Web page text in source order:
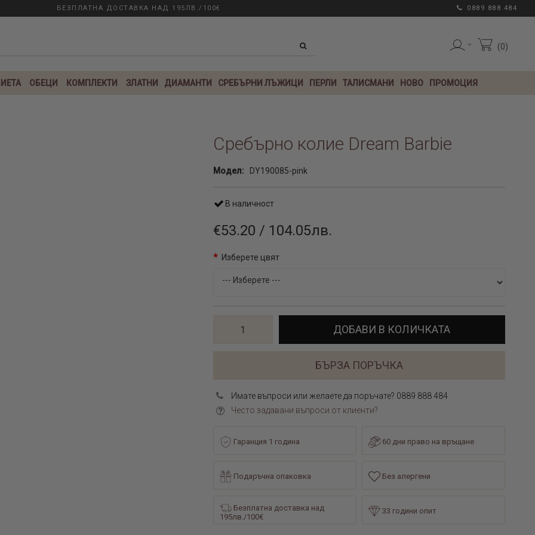
БЕЗПЛАТНА ДОСТАВКА НАД 195ЛВ./100€ 0889 888 484
0
ОБЕЦИ КОМПЛЕКТИ ЗЛАТНИ ДИАМАНТИ СРЕБЪРНИ ЛЪЖИЦИ ПЕРЛИ ТАЛИСМАНИ НОВО ПРОМОЦИЯ
Сребърно колие Dream Barbie
Модел: DY190085-pink
В наличност
€53.20 / 104.05лв.
Изберете цвят
ДОБАВИ В КОЛИЧКАТА
БЪРЗА ПОРЪЧКА
Имате въпроси или желаете да поръчате? 0889 888 484
Често задавани въпроси от клиенти?
Гаранция 1 година 60 дни право на връщане
Подаръчна опаковка Без алергени
Безплатна доставка над
195лв./100€
33 години опит